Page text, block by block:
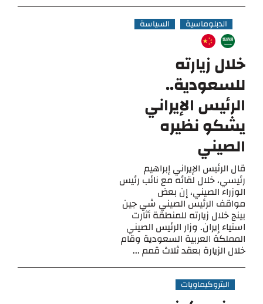
الدبلوماسية السياسة
خلال زيارته
للسعودية..
الرئيس الإيراني
يشكو نظيره
الصيني
قال الرئيس الإيراني إبراهيم
رئيسي، خلال لقائه مع نائب رئيس
الوزراء الصيني، إن بعض
مواقف الرئيس الصيني شي جين
بينج خلال زيارته للمنطقة أثارت
استياء إيران. وزار الرئيس الصيني
المملكة العربية السعودية وقام
خلال الزيارة بعقد ثلاث قمم ...
البتروكيماويات